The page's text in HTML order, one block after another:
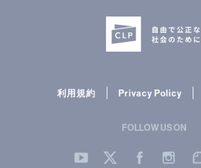
利用規約 Privacy Policy
FOLLOW US ON